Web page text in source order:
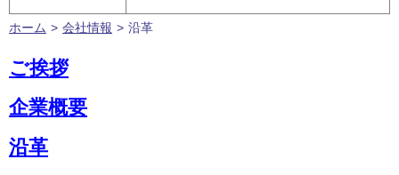
ホーム > 会社情報 > 沿革
ご挨拶
企業概要
沿革